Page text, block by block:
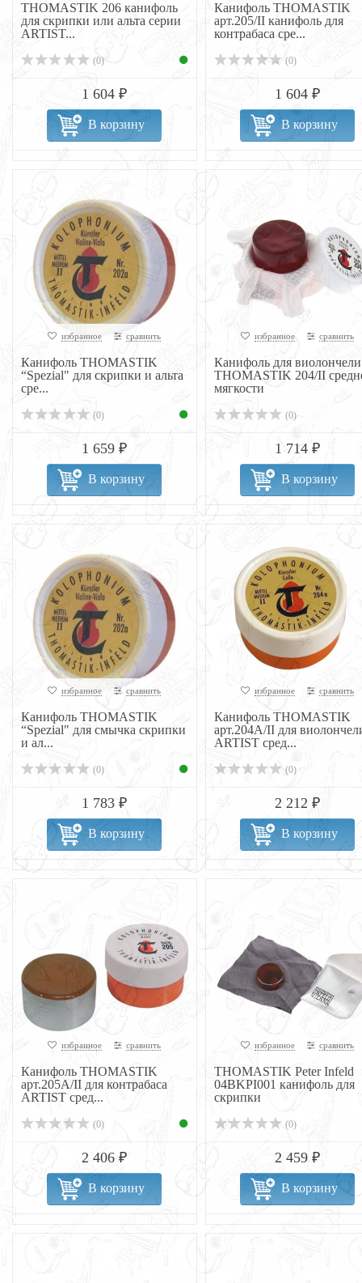
THOMASTIK 206 канифоль
для скрипки или альта серии
ARTIST...
(0)
1 604 ₽
В корзину
Канифоль THOMASTIK
арт.205/II канифоль для
контрабаса сре...
(0)
1 604 ₽
В корзину
избранное сравнить
Канифоль THOMASTIK
“Spezial" для скрипки и альта
сре...
(0)
1 659 ₽
В корзину
избранное сравнить
Канифоль для виолончели
THOMASTIK 204/II
мягкости
(0)
1 714 ₽
В корзину
избранное сравнить
Канифоль THOMASTIK
“Spezial" для смычка скрипки
и ал...
(0)
1 783 ₽
В корзину
избранное сравнить
Канифоль THOMASTIK
арт.204A/II для
ARTIST сред...
(0)
2 212 ₽
В корзину
избранное сравнить
Канифоль THOMASTIK
арт.205A/II для контрабаса
ARTIST сред...
(0)
2 406 ₽
В корзину
избранное сравнить
THOMASTIK Peter Infeld
04BKPI001 канифоль для
скрипки
(0)
2 459 ₽
В корзину